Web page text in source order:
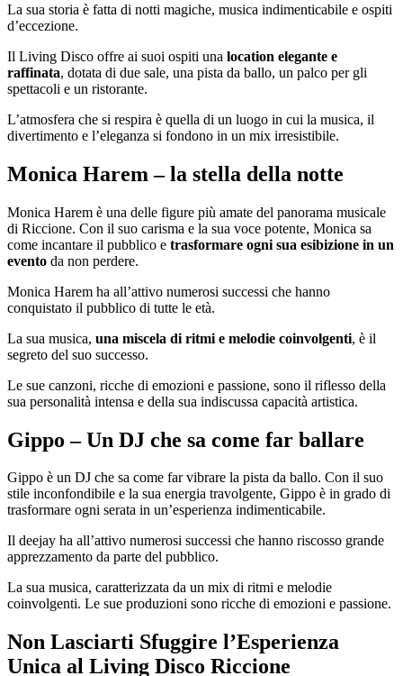
La sua storia è fatta di notti magiche, musica indimenticabile e ospiti
d’eccezione.
Il Living Disco offre ai suoi ospiti una location elegante e
raffinata, dotata di due sale, una pista da ballo, un palco per gli
spettacoli e un ristorante.
L’atmosfera che si respira è quella di un luogo in cui la musica, il
divertimento e l’eleganza si fondono in un mix irresistibile.
Monica Harem – la stella della notte
Monica Harem è una delle figure più amate del panorama musicale
di Riccione. Con il suo carisma e la sua voce potente, Monica sa
come incantare il pubblico e trasformare ogni sua esibizione in un
evento da non perdere.
Monica Harem ha all’attivo numerosi successi che hanno
conquistato il pubblico di tutte le età.
La sua musica, una miscela di ritmi e melodie coinvolgenti, è il
segreto del suo successo.
Le sue canzoni, ricche di emozioni e passione, sono il riflesso della
sua personalità intensa e della sua indiscussa capacità artistica.
Gippo – Un DJ che sa come far ballare
Gippo è un DJ che sa come far vibrare la pista da ballo. Con il suo
stile inconfondibile e la sua energia travolgente, Gippo è in grado di
trasformare ogni serata in un’esperienza indimenticabile.
Il deejay ha all’attivo numerosi successi che hanno riscosso grande
apprezzamento da parte del pubblico.
La sua musica, caratterizzata da un mix di ritmi e melodie
coinvolgenti. Le sue produzioni sono ricche di emozioni e passione.
Non Lasciarti Sfuggire l’Esperienza
Unica al Living Disco Riccione